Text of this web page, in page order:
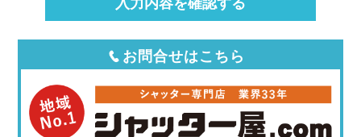
お問合せはこちら